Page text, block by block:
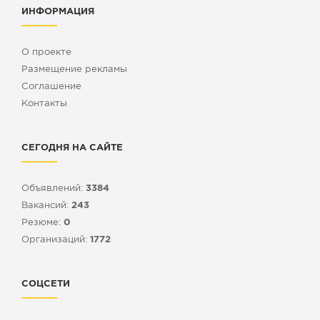
ИНФОРМАЦИЯ
О проекте
Размещение рекламы
Cоглашение
Контакты
СЕГОДНЯ НА САЙТЕ
Объявлений: 3384
Вакансий: 243
Резюме: 0
Организаций: 1772
СОЦСЕТИ